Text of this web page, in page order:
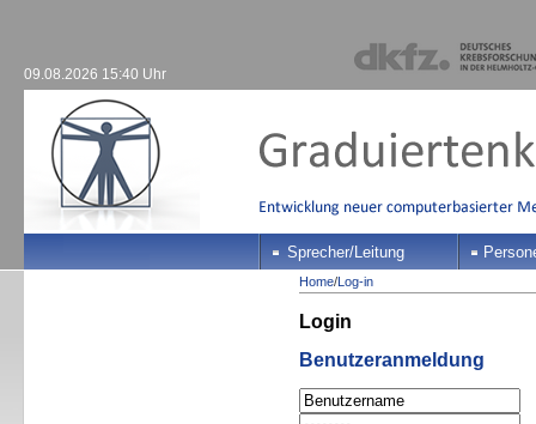
09.08.2026 15:40 Uhr
Sprecher/Leitung
Home/Log-in
Login
Benutzeranmeldung